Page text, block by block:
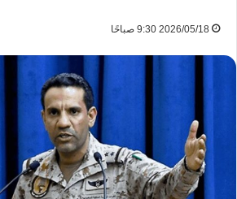
2026/05/18 9:30 صباحًا